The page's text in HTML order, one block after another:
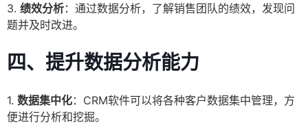
3. 绩效分析：通过数据分析，了解销售团队的绩效，发现问
题并及时改进。
四、 提升数据分析能力
1. 数据集中化：CRM软件可以将各种客户数据集中管理，方
便进行分析和挖掘。